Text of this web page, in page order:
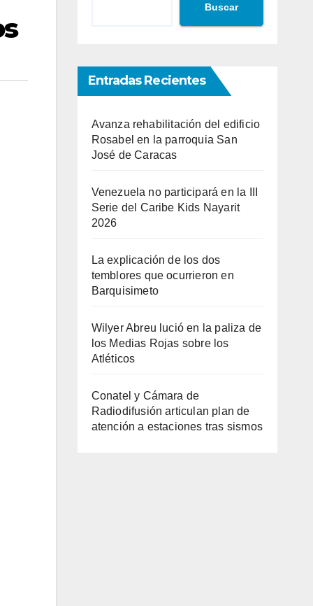
Buscar
Entradas Recientes
Avanza rehabilitación del edificio
Rosabel en la parroquia San
José de Caracas
Venezuela no participará en la III
Serie del Caribe Kids Nayarit
2026
La explicación de los dos
temblores que ocurrieron en
Barquisimeto
Wilyer Abreu lució en la paliza de
los Medias Rojas sobre los
Atléticos
Conatel y Cámara de
Radiodifusión articulan plan de
atención a estaciones tras sismos